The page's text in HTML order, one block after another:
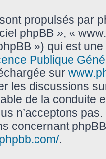
propulsés par
phpBB », «
») qui est
Publique
sur
les discussions
de la conduite
n’acceptons
concernant
.